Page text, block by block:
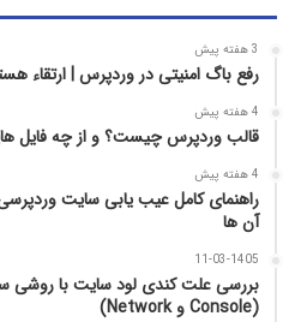
3 هفته پیش
رفع باگ امنیتی در وردپرس | ارتقاء
4 هفته پیش
قالب وردپرس چیست؟ و از چه فایل­
4 هفته پیش
راهنمای کامل عیب‌ یابی سایت
آن‌ ها
11-03-1405
(Console و Network)